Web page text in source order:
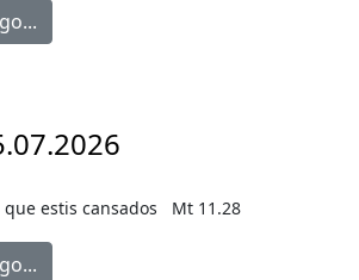
que estis cansados Mt 11.28